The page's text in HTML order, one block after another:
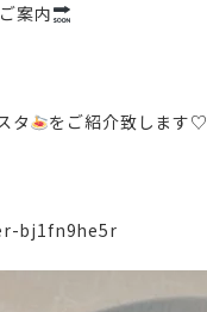
案内
タ をご紹介致します♡
bj1fn9he5r